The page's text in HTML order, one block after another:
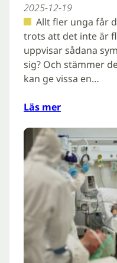
2025-12-19
Allt fler unga får
trots att det inte är
uppvisar sådana
sig? Och stämmer
kan ge vissa en…
Läs mer